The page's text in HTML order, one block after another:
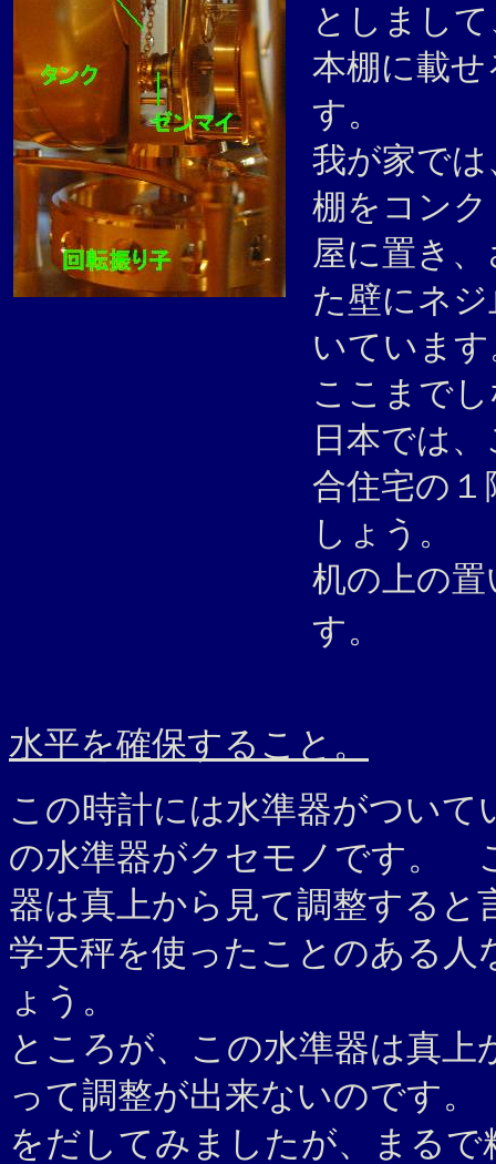
としまし
本棚に載
す。
我が家で
棚をコン
屋に置き
た壁にネ
いていま
ここまで
日本では
合住宅の
しょう。
机の上の
す。
水平を確保すること。
この時計には水準器がつい
の水準器がクセモノです。
器は真上から見て調整すると
学天秤を使ったことのある人
ょう。
ところが、この水準器は真
って調整が出来ないのです
をだしてみましたが、まる